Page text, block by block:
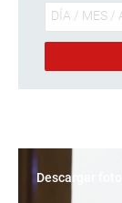
Descargar foto